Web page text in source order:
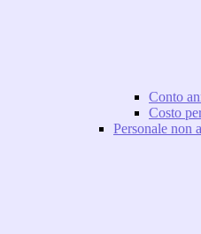
Conto
Costo
Personale non